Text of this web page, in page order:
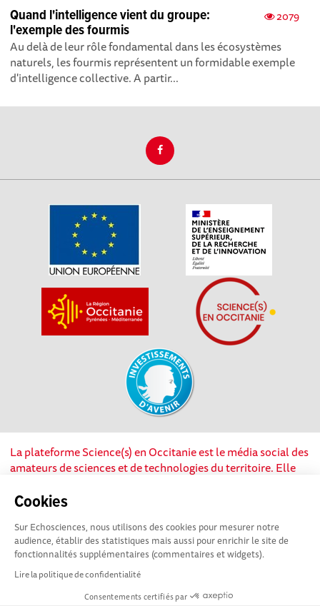
Cookies
Sur Echosciences, nous utilisons des cookies pour mesurer notre
audience, établir des statistiques mais aussi pour enrichir le site de
fonctionnalités supplémentaires (commentaires et widgets).
Lire la politique de confidentialité
Consentements certifiés par
2079
Quand l'intelligence vient du groupe:
l'exemple des fourmis
Au delà de leur rôle fondamental dans les écosystèmes
naturels, les fourmis représentent un formidable exemple
d'intelligence collective. A partir...
La plateforme Science(s) en Occitanie est le média social des
amateurs de sciences et de technologies du territoire. Elle
soutien de nombreux acteurs locaux. Ce projet est cofinancé
l’Union européenne via les fonds européen de
développement régional. Science(s) en Occitanie est une
plateforme Echosciences by Amcsti.
Mentions légales|Politique de confidentialité